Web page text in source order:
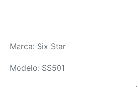
Marca: Six Star
Modelo: SS501